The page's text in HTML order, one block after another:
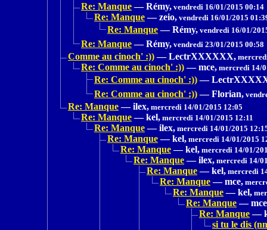
Re: Manque — Rémy, vendredi 16/01/2015 00:14
Re: Manque — zeio, vendredi 16/01/2015
Re: Manque — Rémy, vendredi 16/01/
Re: Manque — Rémy, vendredi 23/01/2015 00:58
Comme au cinoch' :)) — LectrXXXXXX,
Re: Comme au cinoch' :)) — mce, mercredi 14/
Re: Comme au cinoch' :)) —
Re: Comme au cinoch' :)) — Florian,
Re: Manque — ilex, mercredi 14/01/2015 12:05
Re: Manque — kel, mercredi 14/01/2015 12:11
Re: Manque — ilex, mercredi 14/01/2015
Re: Manque — kel, mercredi 14/01/2015
Re: Manque — kel, mercredi 14/01/
Re: Manque — ilex, mercredi 14/
Re: Manque — kel, mercredi
Re: Manque — mce,
Re: Manque — kel,
Re: Manque —
Re: Manque —
si tu le dis